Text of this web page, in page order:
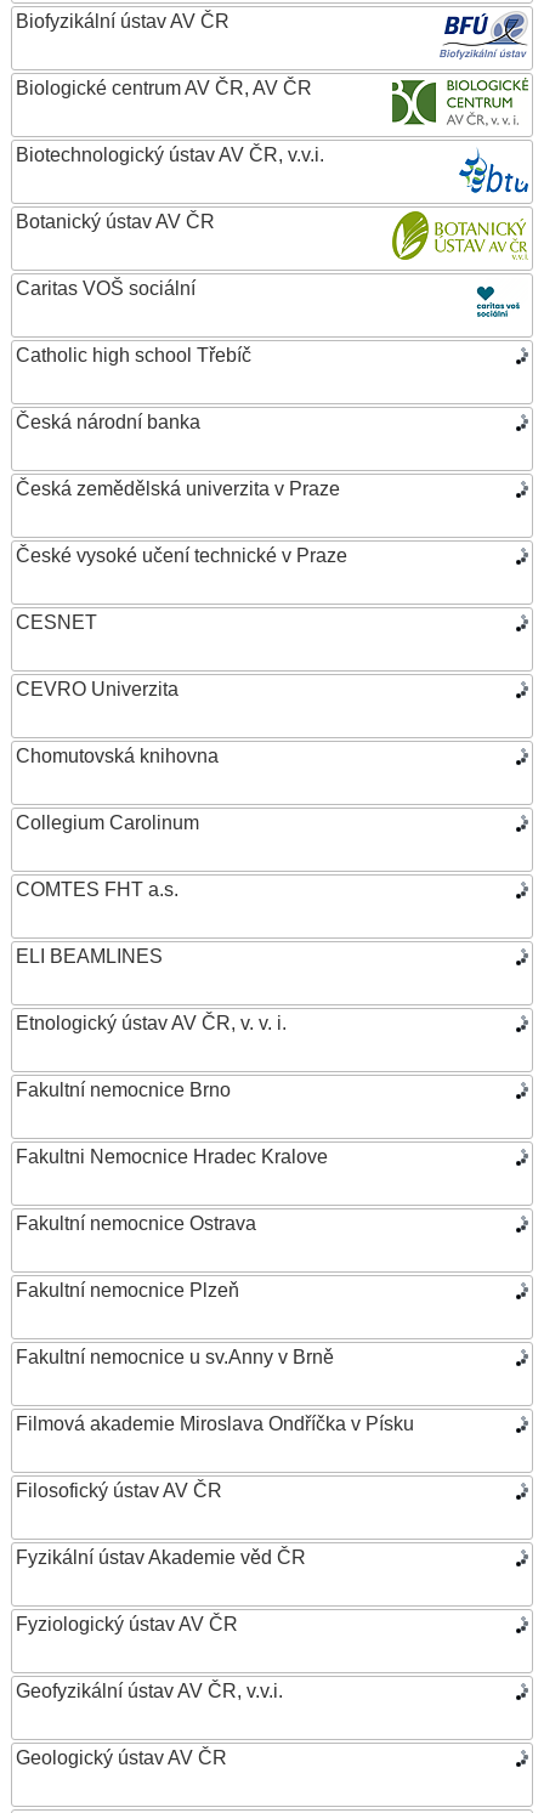
Biofyzikální ústav AV ČR
Biologické centrum AV ČR, AV ČR
Biotechnologický ústav AV ČR, v.v.i.
Botanický ústav AV ČR
Caritas VOŠ sociální
Catholic high school Třebíč
Česká národní banka
Česká zemědělská univerzita v Praze
České vysoké učení technické v Praze
CESNET
CEVRO Univerzita
Chomutovská knihovna
Collegium Carolinum
COMTES FHT a.s.
ELI BEAMLINES
Etnologický ústav AV ČR, v. v. i.
Fakultní nemocnice Brno
Fakultni Nemocnice Hradec Kralove
Fakultní nemocnice Ostrava
Fakultní nemocnice Plzeň
Fakultní nemocnice u sv.Anny v Brně
Filmová akademie Miroslava Ondříčka v Písku
Filosofický ústav AV ČR
Fyzikální ústav Akademie věd ČR
Fyziologický ústav AV ČR
Geofyzikální ústav AV ČR, v.v.i.
Geologický ústav AV ČR